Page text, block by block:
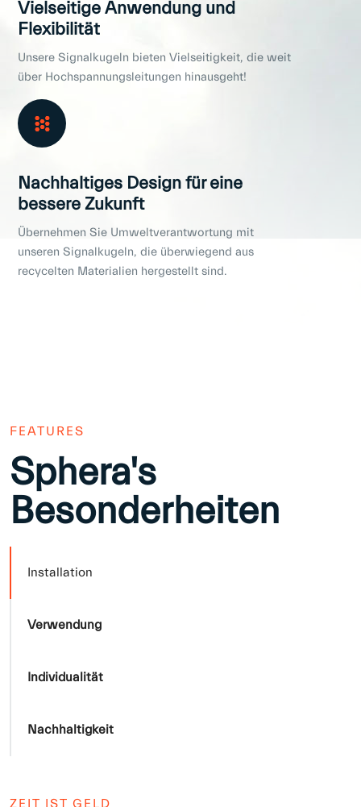
Vielseitige Anwendung und
Flexibilität
Unsere Signalkugeln bieten Vielseitigkeit, die weit
über Hochspannungsleitungen hinausgeht!
Nachhaltiges Design für eine
bessere Zukunft
Übernehmen Sie Umweltverantwortung mit
unseren Signalkugeln, die überwiegend aus
recycelten Materialien hergestellt sind.
FEATURES
Sphera's
Besonderheiten
Installation
Verwendung
Individualität
Nachhaltigkeit
ZEIT IST GELD